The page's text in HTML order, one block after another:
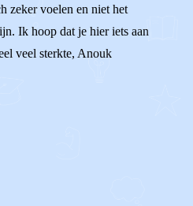
zeker voelen en niet het
Ik hoop dat je hier iets aan
veel sterkte, Anouk